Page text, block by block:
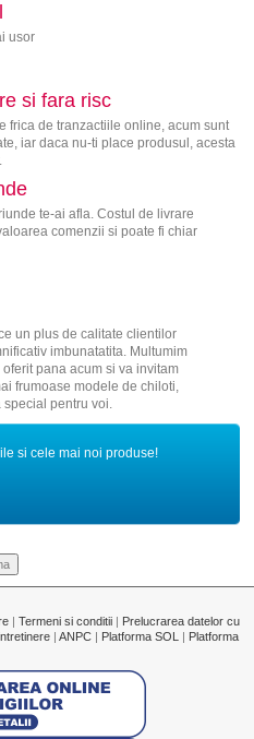
usor
si fara risc
frica de tranzactiile online, acum sunt
iar daca nu-ti place produsul, acesta
te-ai afla. Costul de livrare
comenzii si poate fi chiar
un plus de calitate clientilor
imbunatatita. Multumim
pana acum si va invitam
frumoase modele de chiloti,
pentru voi.
si cele mai noi produse!
| Termeni si conditii | Prelucrarea datelor cu
| ANPC | Platforma SOL | Platforma